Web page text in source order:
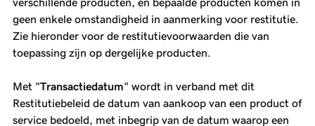
geen enkele omstandigheid in aanmerking voor restitutie.
Zie hieronder voor de restitutievoorwaarden die van
toepassing zijn op dergelijke producten.
Met "Transactiedatum" wordt in verband met dit
Restitutiebeleid de datum van aankoop van een product of
service bedoeld, met inbegrip van de datum waarop een